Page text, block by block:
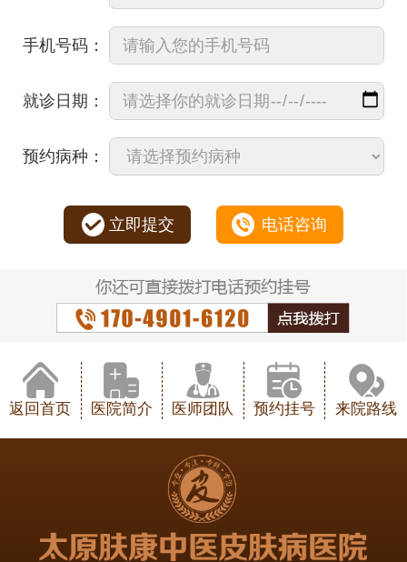
手机号码：
就诊日期：
预约病种：
立即提交 电话咨询
返回首页 医院简介 医师团队 预约挂号 来院路线